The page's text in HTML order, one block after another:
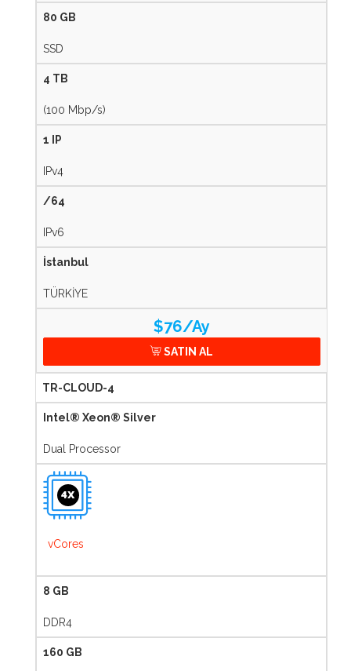
80 GB
SSD
4 TB
(100 Mbp/s)
1 IP
IPv4
/64
IPv6
İstanbul
TÜRKİYE
$76/Ay
SATIN AL
TR-CLOUD-4
Intel® Xeon® Silver
Dual Processor
4X
vCores
8 GB
DDR4
160 GB